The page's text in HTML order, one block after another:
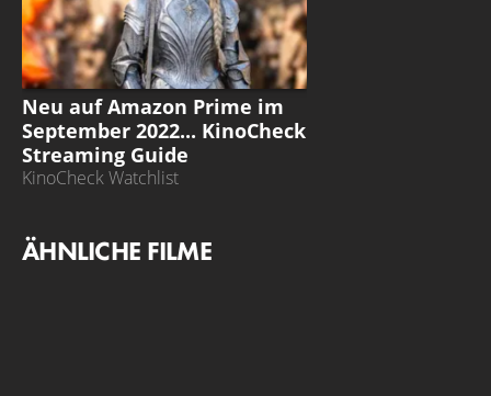
STREAMING GUIDE
Neu auf Amazon Prime im
September 2022... KinoCheck
Streaming Guide
KinoCheck Watchlist
ÄHNLICHE FILME